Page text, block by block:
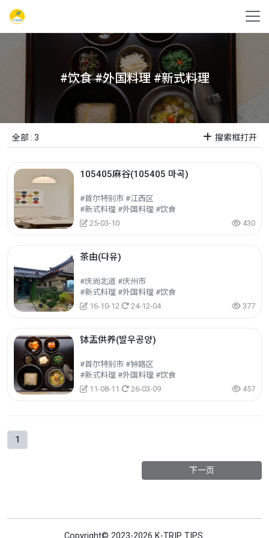
#饮食 #外国料理 #新式料理
全部 : 3 搜索框打开
105405麻谷(105405 마곡)
#首尔特别市 #江西区
#新式料理 #外国料理 #饮食
25-03-10
430
茶由(다유)
#庆尚北道 #庆州市
#新式料理 #外国料理 #饮食
16-10-12
24-12-04 377
钵盂供养(발우공양)
#首尔特别市 #钟路区
#新式料理 #外国料理 #饮食
11-08-11
26-03-09 457
1
下一页
Copyright© 2023-2026 K-TRIP TIPS.